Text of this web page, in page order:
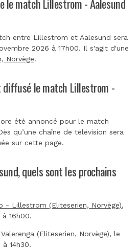
entre Lillestrom et Aalesund sera
2026 à 17h00. Il s'agit d'une
Norvège.
diffusé le match Lillestrom -
été annoncé pour le match
qu’une chaîne de télévision sera
sur cette page.
quels sont les prochains
- Lillestrom (Eliteserien, Norvège),
16h00.
(Eliteserien, Norvège), le
14h30.